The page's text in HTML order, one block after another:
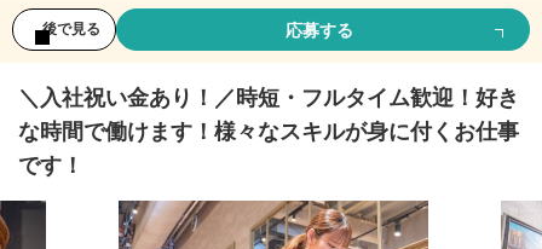
後で見る 応募する
＼入社祝い金あり！／時短・フルタイム歓迎！好き
な時間で働けます！様々なスキルが身に付くお仕事
です！